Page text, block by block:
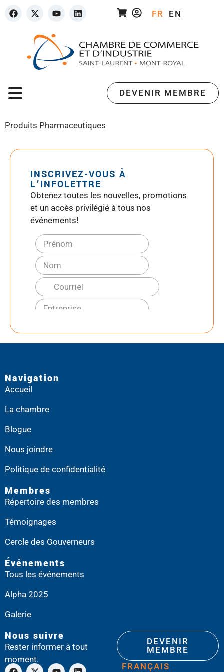
FR EN
DEVENIR MEMBRE
Produits Pharmaceutiques
INSCRIVEZ-VOUS À
L’INFOLETTRE
Obtenez toutes les nouvelles, promotions
et un accès privilégié à tous nos
événements!
Navigation
Accueil
La chambre
Blogue
Nous joindre
Politique de confidentialité
Membres
Répertoire des membres
Témoignages
Cercle des Gouverneurs
Événements
Tous les événements
Alpha 2025
Galerie
Nous suivre
Rester informer à tout
moment.
DEVENIR
MEMBRE
FRANÇAIS